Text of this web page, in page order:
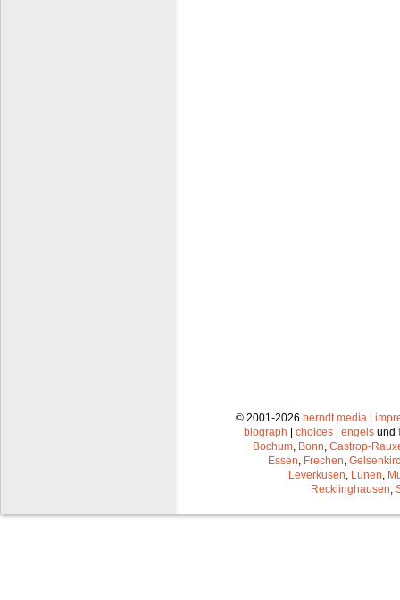
© 2001-2026 berndt media |
biograph | choices | engels und
Bochum Bonn Castrop-
Essen Frechen
Leverkusen Lünen
Recklinghausen